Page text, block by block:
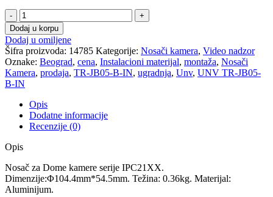
Uniview
TR-
JB05-
B-
IN
količina
Dodaj u korpu
Dodaj u omiljene
Šifra proizvoda: 14785 Kategorije: Nosači kamera, Video nadzor
Oznake: Beograd, cena, Instalacioni materijal, montaža, Nosači
Kamera, prodaja, TR-JB05-B-IN, ugradnja, Unv, UNV TR-JB05-
B-IN
Opis
Dodatne informacije
Recenzije (0)
Opis
Nosač za Dome kamere serije IPC21XX.
Dimenzije:Φ104.4mm*54.5mm. Težina: 0.36kg. Materijal:
Aluminijum.